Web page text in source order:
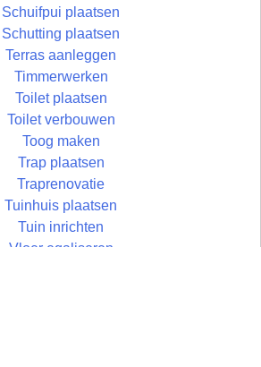
Schuifpui plaatsen
Schutting plaatsen
Terras aanleggen
Timmerwerken
Toilet plaatsen
Toilet verbouwen
Toog maken
Trap plaatsen
Traprenovatie
Tuinhuis plaatsen
Tuin inrichten
Vloer egaliseren